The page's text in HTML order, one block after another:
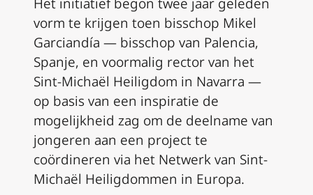
vorm te krijgen toen bisschop Mikel
Garciandía — bisschop van Palencia,
Spanje, en voormalig rector van het
Sint-Michaël Heiligdom in Navarra —
op basis van een inspiratie de
mogelijkheid zag om de deelname van
jongeren aan een project te
coördineren via het Netwerk van Sint-
Michaël Heiligdommen in Europa.